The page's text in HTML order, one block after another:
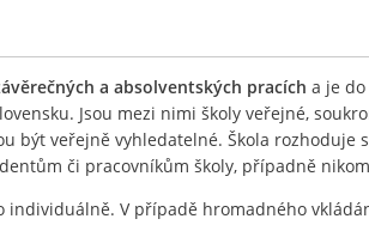
a absolventských pracích a je
Jsou mezi nimi školy veřejné,
být veřejně vyhledatelné. Škola rozhoduje
či pracovníkům školy, případně
individuálně. V případě hromadného